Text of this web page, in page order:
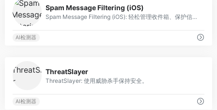
Spam Message Filtering (iOS)
Spam Message Filtering (iOS): 轻松管理收件箱、保护信息并预测垃圾邮件。
AI检测器
ThreatSlayer
ThreatSlayer: 使用威胁杀手保持安全。
AI检测器